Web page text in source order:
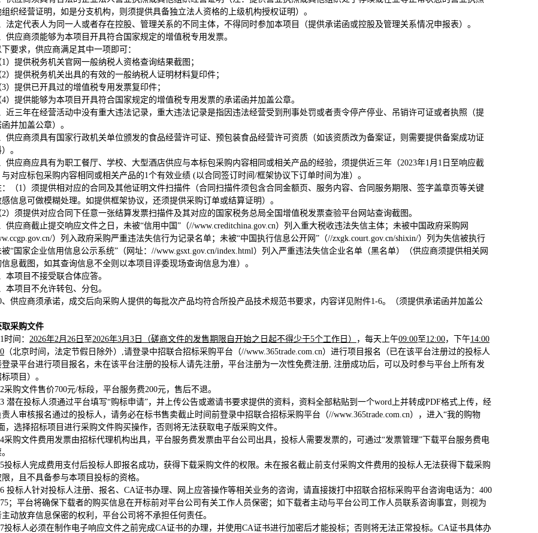
组织经营证明，如是分支机构，则须提供具备独立法人资格的上级机构授权证明）。
法定代表人为同一人或者存在控股、管理关系的不同主体，不得同时参加本项目（提供承诺函或控股及管理关系情况申报表）。
供应商须能够为本项目开具符合国家规定的增值税专用发票。
下要求，供应商满足其中一项即可：
1）提供税务机关官网一般纳税人资格查询结果截图；
2）提供税务机关出具的有效的一般纳税人证明材料复印件；
3）提供已开具过的增值税专用发票复印件；
4）提供能够为本项目开具符合国家规定的增值税专用发票的承诺函并加盖公章。
近三年在经营活动中没有重大违法记录，重大违法记录是指因违法经营受到刑事处罚或者责令停产停业、吊销许可证或者执照（提
并加盖公章）。
供应商须具有国家行政机关单位颁发的食品经营许可证、预包装食品经营许可资质（如该资质改为备案证，则需要提供备案成功证
。
供应商应具有为职工餐厅、学校、大型酒店供应与本标包采购内容相同或相关产品的经验，须提供近三年（2023年1月1日至响应截
与对应标包采购内容相同或相关产品的1个有效业绩 (以合同签订时间/框架协议下订单时间为准）。
：（1）须提供相对应的合同及其他证明文件扫描件（合同扫描件须包含合同金额页、服务内容、合同服务期限、签字盖章页等关键
感信息可做模糊处理。如提供框架协议，还须提供采购订单或结算证明）。
2）须提供对应合同下任意一张结算发票扫描件及其对应的国家税务总局全国增值税发票查验平台网站查询截图。
供应商截止提交响应文件之日，未被“信用中国”（//www.creditchina.gov.cn）列入重大税收违法失信主体；未被中国政府采购网
）列入政府采购严重违法失信行为记录名单；未被“中国执行信息公开网”（//zxgk.court.gov.cn/shixin/）列为失信被执行
被“国家企业信用信息公示系统”（网址：//www.gsxt.gov.cn/index.html）列入严重违法失信企业名单（黑名单）（供应商须提供相关网
息截图，如其查询信息不全则以本项目评委现场查询信息为准）。
本项目不接受联合体应答。
本项目不允许转包、分包。
、供应商须承诺，成交后向采购人提供的每批次产品均符合所投产品技术规范书要求，内容详见附件1-6。（须提供承诺函并加盖公
取采购文件
时间： 2026年2月26日 至2026年3月3日（磋商文件的发售期限自开始之日起不得少于5个工作日） ，每天上午09:00至12:00，下午14:00
（北京时间，法定节假日除外）,请登录中招联合招标采购平台（//www.365trade.com.cn）进行项目报名（已在该平台注册过的投标人
录平台进行项目报名，未在该平台注册的投标人请先注册，平台注册为一次性免费注册, 注册成功后，可以及时参与平台上所有发
项目）。
采购文件售价700元/标段，平台服务费200元，售后不退。
潜在投标人须通过平台填写“购标申请”，并上传公告或邀请书要求提供的资料，资料全部粘贴到一个word上并转成PDF格式上传，经
人审核报名通过的投标人，请务必在标书售卖截止时间前登录中招联合招标采购平台（//www.365trade.com.cn），进入“我的购物
，选择招标项目进行采购文件购买操作，否则将无法获取电子版采购文件。
采购文件费用发票由招标代理机构出具，平台服务费发票由平台公司出具，投标人需要发票的，可通过“发票管理”下载平台服务费电
投标人完成费用支付后投标人即报名成功，获得下载采购文件的权限。未在报名截止前支付采购文件费用的投标人无法获得下载采购
，且不具备参与本项目投标的资格。
投标人针对投标人注册、报名、CA证书办理、网上应答操作等相关业务的咨询，请直接拨打中招联合招标采购平台咨询电话为：400
；平台将确保下载者的购买信息在开标前对平台公司有关工作人员保密；如下载者主动与平台公司工作人员联系咨询事宜，则视为
主动放弃信息保密的权利，平台公司将不承担任何责任。
投标人必须在制作电子响应文件之前完成CA证书的办理，并使用CA证书进行加密后才能投标；否则将无法正常投标。CA证书具体办